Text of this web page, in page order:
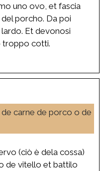
uno ovo, et fascia
del porcho. Da poi
Et devonosi
troppo cotti.
carne de porco o de
(ciò è dela cossa)
de vitello et battilo